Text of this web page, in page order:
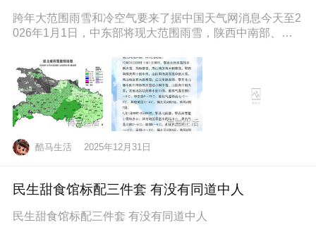
跨年大范围雨雪和冷空气要来了据中国天气网消息今天至2
026年1月1日，中东部将现大范围雨雪，陕西中南部、山
酷马生活 2025年12月31日
民生甜食馆标配三件套 有没有同道中人
民生甜食馆标配三件套 有没有同道中人